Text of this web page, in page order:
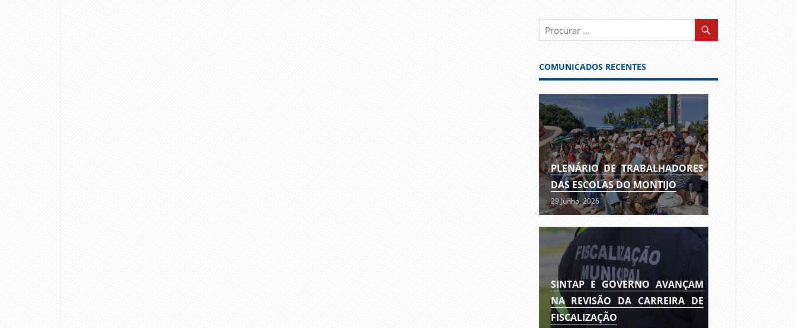
COMUNICADOS RECENTES
PLENÁRIO DE TRABALHADORES
DAS ESCOLAS DO MONTIJO
29 Junho, 2026
SINTAP E GOVERNO AVANÇAM
NA REVISÃO DA CARREIRA DE
FISCALIZAÇÃO